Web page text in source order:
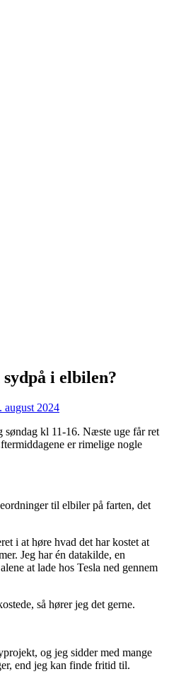
i elbilen?
august 2024
kl 11-16. Næste uge får ret
er rimelige nogle
til elbiler på farten, det
i at høre hvad det har kostet at
Jeg har én datakilde, en
at lade hos Tesla ned gennem
så hører jeg det gerne.
og jeg sidder med mange
end jeg kan finde fritid til.